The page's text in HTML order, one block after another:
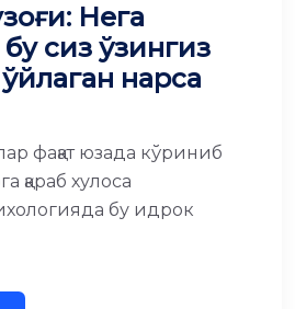
Нега
сиз ўзингиз
ўйлаган нарса
фақат юзада кўриниб
қараб хулоса
бу идрок